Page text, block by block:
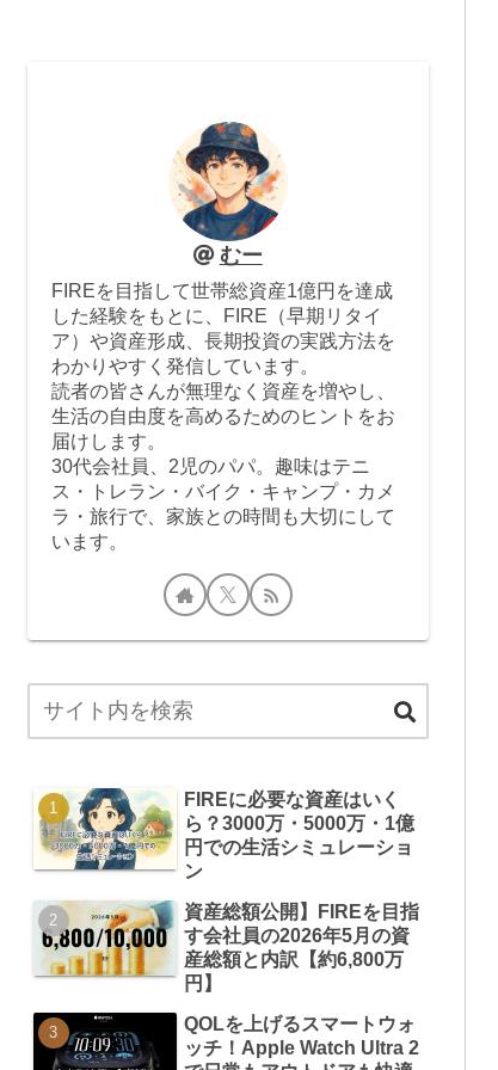
むー
FIREを目指して世帯総資産1億円を達成
した経験をもとに、FIRE（早期リタイ
ア）や資産形成、長期投資の実践方法を
わかりやすく発信しています。
読者の皆さんが無理なく資産を増やし、
生活の自由度を高めるためのヒントをお
届けします。
30代会社員、2児のパパ。趣味はテニ
ス・トレラン・バイク・キャンプ・カメ
ラ・旅行で、家族との時間も大切にして
います。
FIREに必要な資産はいく
ら？3000万・5000万・1億
円での生活シミュレーショ
ン
資産総額公開】FIREを目指
す会社員の2026年5月の資
産総額と内訳【約6,800万
円】
QOLを上げるスマートウォ
ッチ！Apple Watch Ultra 2